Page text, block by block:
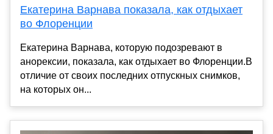
Екатерина Варнава показала, как отдыхает
во Флоренции
Екатерина Варнава, которую подозревают в
анорексии, показала, как отдыхает во Флоренции.В
отличие от своих последних отпускных снимков,
на которых он...